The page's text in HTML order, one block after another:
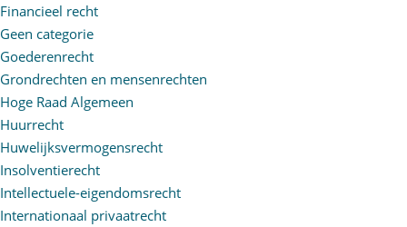
Financieel recht
Geen categorie
Goederenrecht
Grondrechten en mensenrechten
Hoge Raad Algemeen
Huurrecht
Huwelijksvermogensrecht
Insolventierecht
Intellectuele-eigendomsrecht
Internationaal privaatrecht